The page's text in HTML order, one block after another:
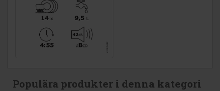
Populära produkter i denna kategori